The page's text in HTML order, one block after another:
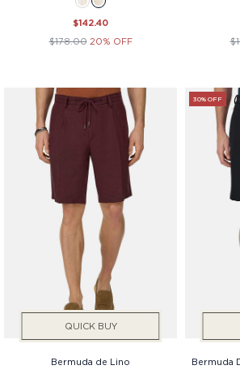
$142.40
$178.00 20% OFF
QUICK BUY
Bermuda de Lino
30% OFF
Bermuda